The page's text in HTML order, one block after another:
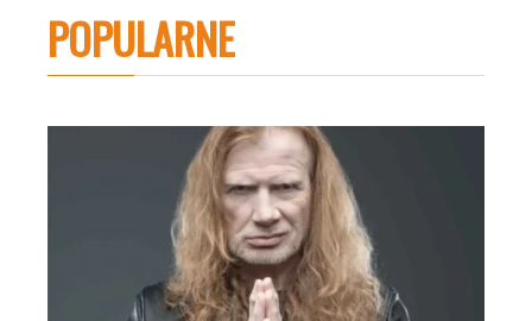
POPULARNE